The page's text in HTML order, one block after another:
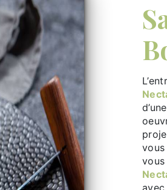
Saint-Nectaire fermier à